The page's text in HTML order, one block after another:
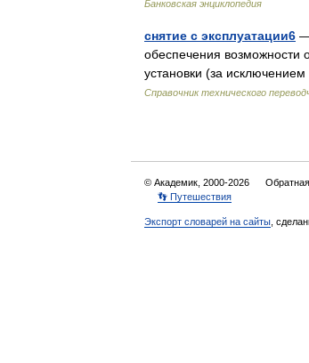
Банковская энциклопедия
снятие с эксплуатации6 —
обеспечения возможности
установки (за
Справочник технического
© Академик, 2000-2026
👣 Путешествия
Экспорт словарей на сайты ,